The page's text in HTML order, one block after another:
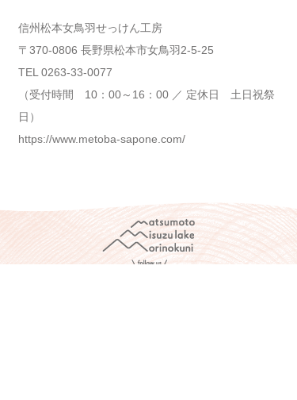
信州松本女鳥羽せっけん工房
〒370-0806 長野県松本市女鳥羽2-5-25
TEL 0263-33-0077
（受付時間 10：00～16：00 ／ 定休日 土日祝祭
日）
https://www.metoba-sapone.com/